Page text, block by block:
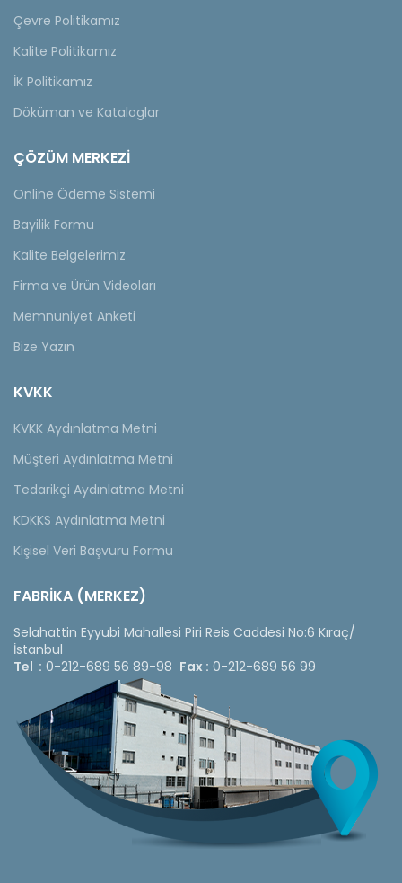
Çevre Politikamız
Kalite Politikamız
İK Politikamız
Döküman ve Kataloglar
ÇÖZÜM MERKEZİ
Online Ödeme Sistemi
Bayilik Formu
Kalite Belgelerimiz
Firma ve Ürün Videoları
Memnuniyet Anketi
Bize Yazın
KVKK
KVKK Aydınlatma Metni
Müşteri Aydınlatma Metni
Tedarikçi Aydınlatma Metni
KDKKS Aydınlatma Metni
Kişisel Veri Başvuru Formu
FABRİKA (MERKEZ)
Selahattin Eyyubi Mahallesi Piri Reis Caddesi No:6 Kıraç/
İstanbul
Tel : 0-212-689 56 89-98 Fax : 0-212-689 56 99